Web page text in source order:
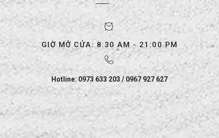
GIỜ MỞ CỬA: 8:30 AM - 21:00 PM
Hotline: 0973 633 203 / 0967 927 627